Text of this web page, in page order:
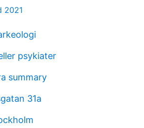
2021
psykiater
summary
31a